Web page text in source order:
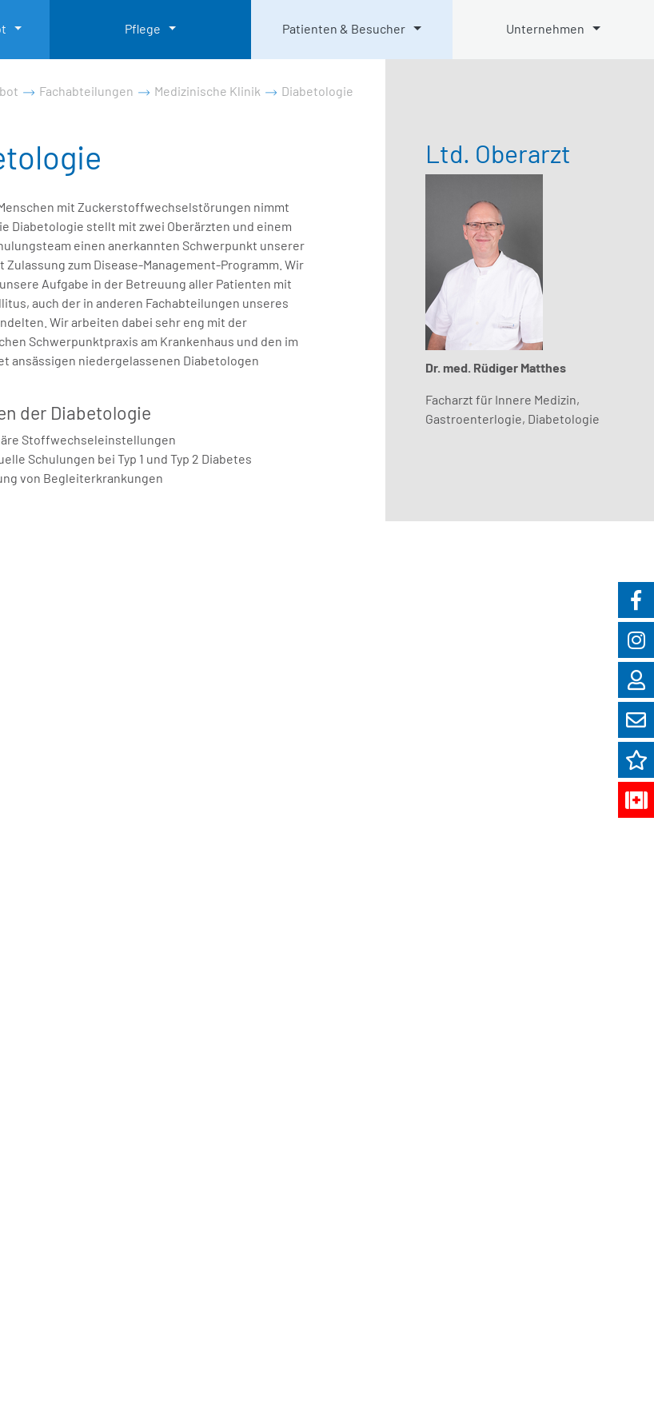
Pflege Patienten & Besucher Unternehmen
Fachabteilungen Medizinische Klinik Diabetologie
mit Zuckerstoffwechselstörungen nimmt
Diabetologie stellt mit zwei Oberärzten und einem
einen anerkannten Schwerpunkt unserer
Zulassung zum Disease-Management-Programm. Wir
Aufgabe in der Betreuung aller Patienten mit
auch der in anderen Fachabteilungen unseres
Wir arbeiten dabei sehr eng mit der
Schwerpunktpraxis am Krankenhaus und den im
ansässigen niedergelassenen Diabetologen
der Diabetologie
Stoffwechseleinstellungen
Schulungen bei Typ 1 und Typ 2 Diabetes
von Begleiterkrankungen
Ltd. Oberarzt
Dr. med. Rüdiger Matthes
Facharzt für Innere Medizin,
Gastroenterlogie, Diabetologie